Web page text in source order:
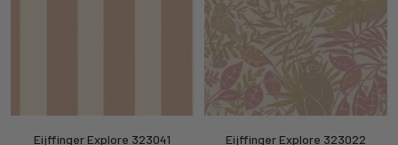
Eijffinger Explore 323041
Eijffinger Explore 323022